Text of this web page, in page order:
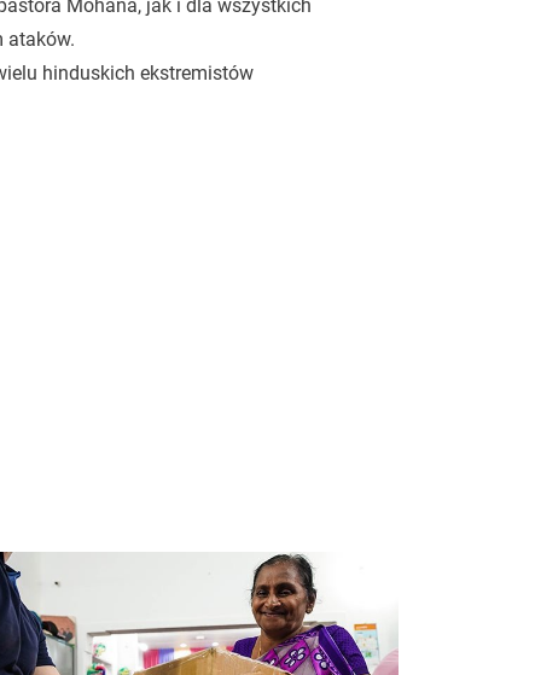
Mohana, jak i dla wszystkich
ataków.
hinduskich ekstremistów